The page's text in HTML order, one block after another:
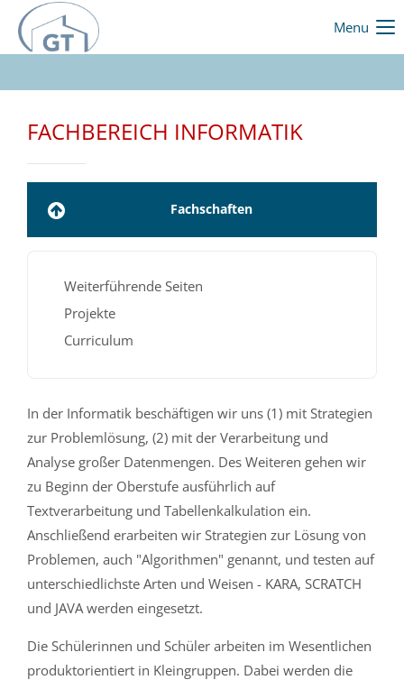
Menu
FACHBEREICH INFORMATIK
Fachschaften
Weiterführende Seiten
Projekte
Curriculum
In der Informatik beschäftigen wir uns (1) mit Strategien
zur Problemlösung, (2) mit der Verarbeitung und
Analyse großer Datenmengen. Des Weiteren gehen wir
zu Beginn der Oberstufe ausführlich auf
Textverarbeitung und Tabellenkalkulation ein.
Anschließend erarbeiten wir Strategien zur Lösung von
Problemen, auch "Algorithmen" genannt, und testen auf
unterschiedlichste Arten und Weisen - KARA, SCRATCH
und JAVA werden eingesetzt.
Die Schülerinnen und Schüler arbeiten im Wesentlichen
produktorientiert in Kleingruppen. Dabei werden die